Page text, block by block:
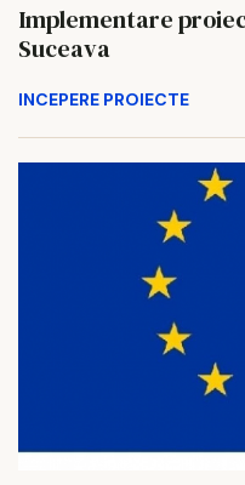
Implementare
Suceava
INCEPERE PROIECTE